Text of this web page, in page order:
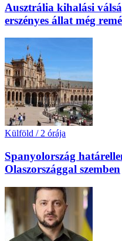
Ausztrália kihalási
erszényes állat még
Külföld / 2 órája
Spanyolország
Olaszországgal szemben